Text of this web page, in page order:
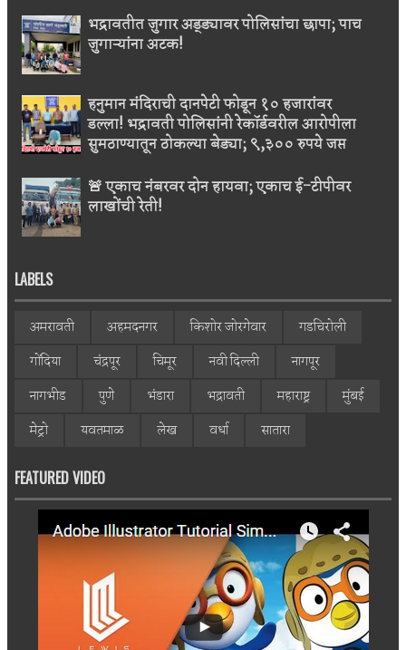
भद्रावतीत जुगार अड्ड्यावर पोलिसांचा छापा; पाच
जुगाऱ्यांना अटक!
हनुमान मंदिराची दानपेटी फोडून १० हजारांवर
डल्ला! भद्रावती पोलिसांनी रेकॉर्डवरील आरोपीला
सुमठाण्यातून ठोकल्या बेड्या; ९,३०० रुपये जप्त
🚨 एकाच नंबरवर दोन हायवा; एकाच ई-टीपीवर
लाखोंची रेती!
LABELS
अमरावती अहमदनगर किशोर जोरगेवार
गडचिरोली
गोंदिया
चंद्रपूर चिमूर नवी दिल्ली
नागपूर
नागभीड
पुणे भंडारा भद्रावती महाराष्ट्र
मुंबई
मेट्रो
यवतमाळ लेख वर्धा सातारा
FEATURED VIDEO